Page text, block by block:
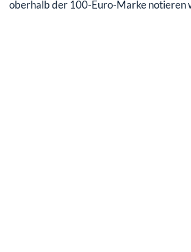
oberhalb der 100-Euro-Marke notieren